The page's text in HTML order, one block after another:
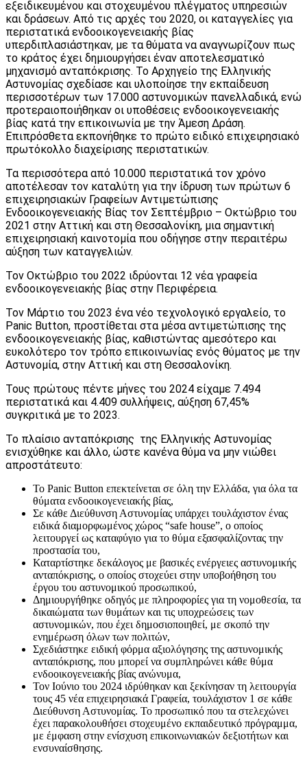
εξειδικευμένου και στοχευμένου πλέγματος υπηρεσιών
και δράσεων. Από τις αρχές του 2020, οι καταγγελίες για
περιστατικά ενδοοικογενειακής βίας
υπερδιπλασιάστηκαν, με τα θύματα να αναγνωρίζουν πως
το κράτος έχει δημιουργήσει έναν αποτελεσματικό
μηχανισμό ανταπόκρισης. Το Αρχηγείο της Ελληνικής
Αστυνομίας σχεδίασε και υλοποίησε την εκπαίδευση
περισσοτέρων των 17.000 αστυνομικών πανελλαδικά, ενώ
προτεραιοποιήθηκαν οι υποθέσεις ενδοοικογενειακής
βίας κατά την επικοινωνία με την Άμεση Δράση.
Επιπρόσθετα εκπονήθηκε το πρώτο ειδικό επιχειρησιακό
πρωτόκολλο διαχείρισης περιστατικών.
Τα περισσότερα από 10.000 περιστατικά τον χρόνο
αποτέλεσαν τον καταλύτη για την ίδρυση των πρώτων 6
επιχειρησιακών Γραφείων Αντιμετώπισης
Ενδοοικογενειακής Βίας τον Σεπτέμβριο – Οκτώβριο του
2021 στην Αττική και στη Θεσσαλονίκη, μια σημαντική
επιχειρησιακή καινοτομία που οδήγησε στην περαιτέρω
αύξηση των καταγγελιών.
Τον Οκτώβριο του 2022 ιδρύονται 12 νέα γραφεία
ενδοοικογενειακής βίας στην Περιφέρεια.
Τον Μάρτιο του 2023 ένα νέο τεχνολογικό εργαλείο, το
Panic Button, προστίθεται στα μέσα αντιμετώπισης της
ενδοοικογενειακής βίας, καθιστώντας αμεσότερο και
ευκολότερο τον τρόπο επικοινωνίας ενός θύματος με την
Αστυνομία, στην Αττική και στη Θεσσαλονίκη.
Τους πρώτους πέντε μήνες του 2024 είχαμε 7.494
περιστατικά και 4.409 συλλήψεις, αύξηση 67,45%
συγκριτικά με το 2023.
Το πλαίσιο ανταπόκρισης της Ελληνικής Αστυνομίας
ενισχύθηκε και άλλο, ώστε κανένα θύμα να μην νιώθει
απροστάτευτο:
Το Panic Button επεκτείνεται σε όλη την Ελλάδα, για όλα τα
θύματα ενδοοικογενειακής βίας,
Σε κάθε Διεύθυνση Αστυνομίας υπάρχει τουλάχιστον ένας
ειδικά διαμορφωμένος χώρος “safe house”, ο οποίος
λειτουργεί ως καταφύγιο για το θύμα εξασφαλίζοντας την
προστασία του,
Καταρτίστηκε δεκάλογος με βασικές ενέργειες αστυνομικής
ανταπόκρισης, ο οποίος στοχεύει στην υποβοήθηση του
έργου του αστυνομικού προσωπικού,
Δημιουργήθηκε οδηγός με πληροφορίες για τη νομοθεσία, τα
δικαιώματα των θυμάτων και τις υποχρεώσεις των
αστυνομικών, που έχει δημοσιοποιηθεί, με σκοπό την
ενημέρωση όλων των πολιτών,
Σχεδιάστηκε ειδική φόρμα αξιολόγησης της αστυνομικής
ανταπόκρισης, που μπορεί να συμπληρώνει κάθε θύμα
ενδοοικογενειακής βίας ανώνυμα,
Τον Ιούνιο του 2024 ιδρύθηκαν και ξεκίνησαν τη λειτουργία
τους 45 νέα επιχειρησιακά Γραφεία, τουλάχιστον 1 σε κάθε
Διεύθυνση Αστυνομίας. Το προσωπικό που τα στελεχώνει
έχει παρακολουθήσει στοχευμένο εκπαιδευτικό πρόγραμμα,
με έμφαση στην ενίσχυση επικοινωνιακών δεξιοτήτων και
ενσυναίσθησης.